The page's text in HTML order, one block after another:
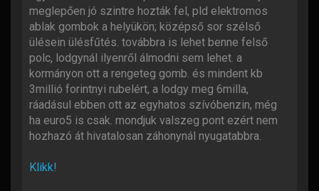
meglepően jó szintre hozták fel, pld elektromos
ablak gombok a helyükön; középső sor szélső
ülésein ülésfűtés. továbbra is lehet benne felső
polc, lodgynál ilyenről álmodni sem lehet. a
kormányon ott a rengeteg gomb. és mindent kb
3millió forintnyi rubelért, a lodgy meg 6milla,
ráadásul ebben ott az egyhatos szívóbenzin, még
ha euro5 is csak. mondjuk valszeg pont ezért nem
hozhazó át hivatalosan záhonynál nyugatabbra.
Klikk!